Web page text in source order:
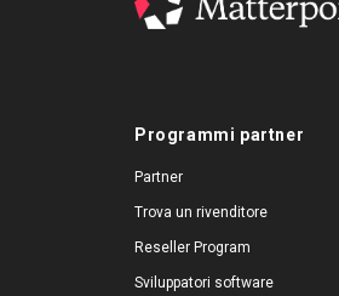
Programmi partner
Partner
Trova un rivenditore
Reseller Program
Sviluppatori software